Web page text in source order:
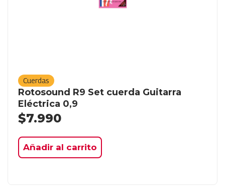
Cuerdas
Rotosound R9 Set cuerda Guitarra
Eléctrica 0,9
$7.990
Añadir al carrito